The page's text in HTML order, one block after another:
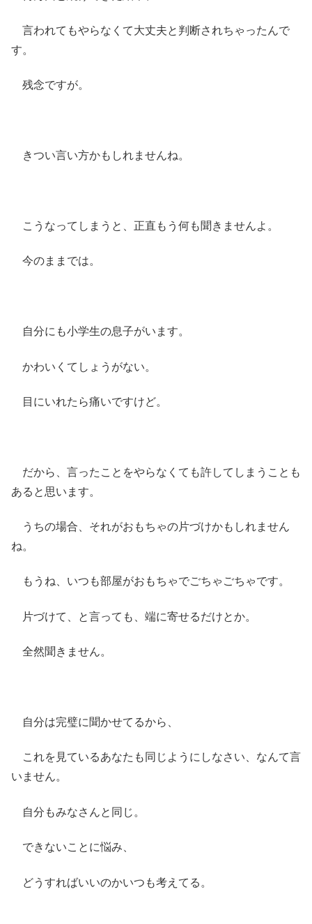
言われてもやらなくて大丈夫と判断されちゃったんで
す。
残念ですが。
きつい言い方かもしれませんね。
こうなってしまうと、正直もう何も聞きませんよ。
今のままでは。
自分にも小学生の息子がいます。
かわいくてしょうがない。
目にいれたら痛いですけど。
だから、言ったことをやらなくても許してしまうことも
あると思います。
うちの場合、それがおもちゃの片づけかもしれません
ね。
もうね、いつも部屋がおもちゃでごちゃごちゃです。
片づけて、と言っても、端に寄せるだけとか。
全然聞きません。
自分は完璧に聞かせてるから、
これを見ているあなたも同じようにしなさい、なんて言
いません。
自分もみなさんと同じ。
できないことに悩み、
どうすればいいのかいつも考えてる。